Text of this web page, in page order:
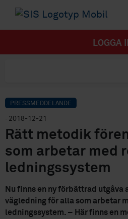
LOGGA
PRESSMEDDELANDE
· 2018-12-21
Rätt metodik
som arbetar med
ledningssystem
Nu finns en ny förbättrad utgåva
vägledning för alla som arbetar
ledningssystem. – Här finns en